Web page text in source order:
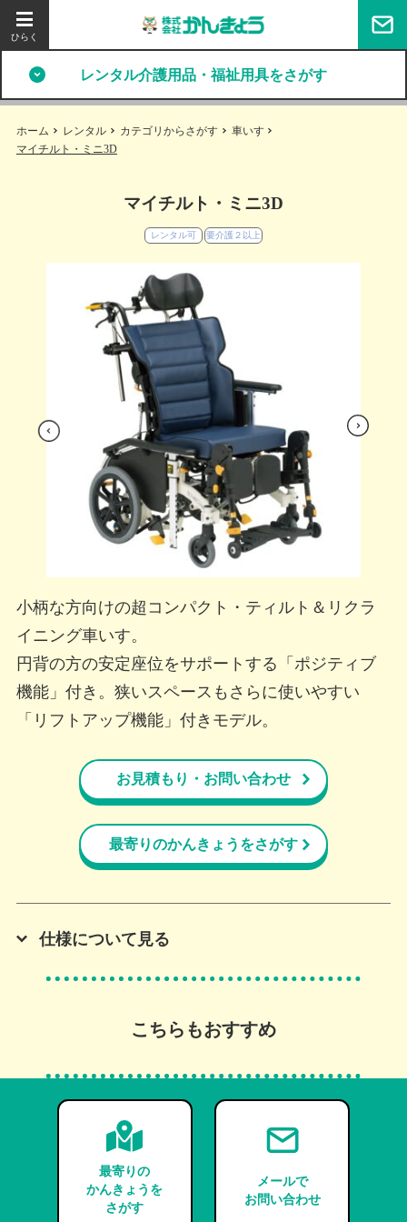
レンタル介護用品・福祉用具をさがす
ホーム レンタル カテゴリからさがす
車いす
マイチルト・ミニ3D
マイチルト・ミニ3D
レンタル可 要介護２以上
Pre
viou
Nex
t
小柄な方向けの超コンパクト・ティルト＆リクラ
イニング車いす。
円背の方の安定座位をサポートする「ポジティブ
機能」付き。狭いスペースもさらに使いやすい
「リフトアップ機能」付きモデル。
お見積もり・お問い合わせ
最寄りのかんきょうをさがす
仕様について見る
こちらもおすすめ
最寄りの
かんきょうを
さがす
メールで
お問い合わせ